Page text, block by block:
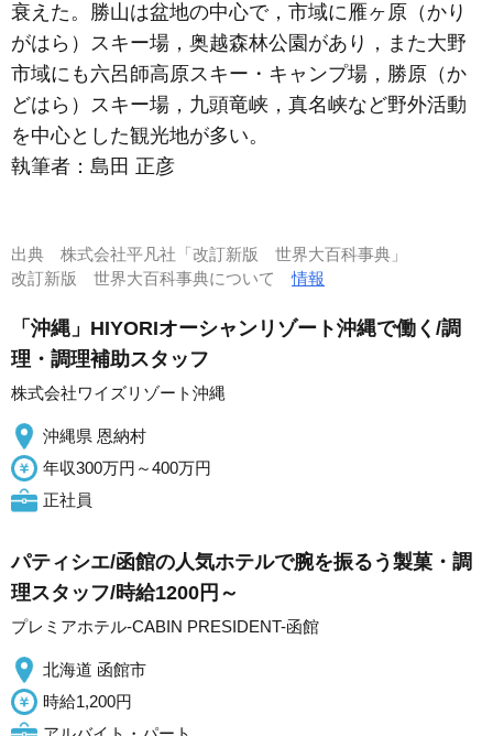
衰えた。勝山は盆地の中心で，市域に雁ヶ原（かり
がはら）スキー場，奥越森林公園があり，また大野
市域にも六呂師高原スキー・キャンプ場，勝原（か
どはら）スキー場，九頭竜峡，真名峡など野外活動
を中心とした観光地が多い。
執筆者： 島田 正彦
出典 株式会社平凡社「改訂新版 世界大百科事典」
改訂新版 世界大百科事典について情報
「沖縄」HIYORIオーシャンリゾート沖縄で働く/調
理・調理補助スタッフ
株式会社ワイズリゾート沖縄
沖縄県 恩納村
年収300万円～400万円
正社員
パティシエ/函館の人気ホテルで腕を振るう製菓・調
理スタッフ/時給1200円～
プレミアホテル-CABIN PRESIDENT-函館
北海道 函館市
時給1,200円